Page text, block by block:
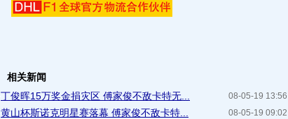
相关新闻
08-05-19 13:56
丁俊晖15万奖金捐灾区 傅家俊不敌卡特无...
08-05-19 09:02
黄山杯斯诺克明星赛落幕 傅家俊不敌卡特...